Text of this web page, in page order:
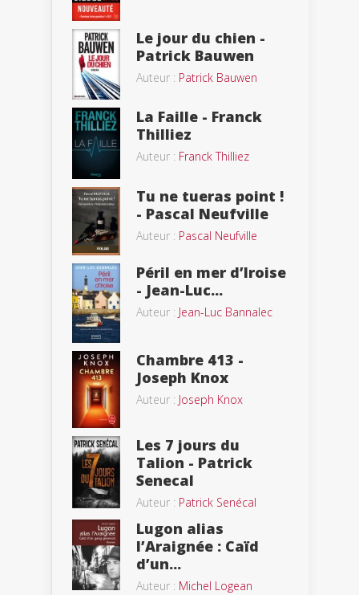
Le jour du chien -
Patrick Bauwen
Auteur : Patrick Bauwen
La Faille - Franck
Thilliez
Auteur : Franck Thilliez
Tu ne tueras point !
- Pascal Neufville
Auteur : Pascal Neufville
Péril en mer d’Iroise
- Jean-Luc...
Auteur : Jean-Luc Bannalec
Chambre 413 -
Joseph Knox
Auteur : Joseph Knox
Les 7 jours du
Talion - Patrick
Senecal
Auteur : Patrick Senécal
Lugon alias
l’Araignée : Caïd
d’un...
Auteur : Michel Logean